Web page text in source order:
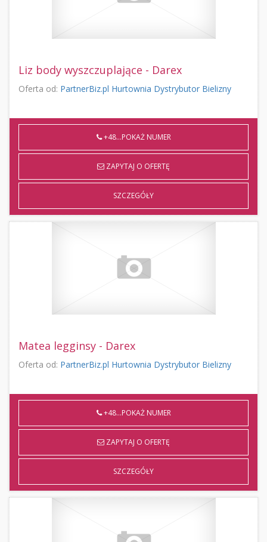
Liz body wyszczuplające - Darex
Oferta od: PartnerBiz.pl Hurtownia Dystrybutor Bielizny
+48...POKAŻ NUMER
ZAPYTAJ O OFERTĘ
SZCZEGÓŁY
Matea legginsy - Darex
Oferta od: PartnerBiz.pl Hurtownia Dystrybutor Bielizny
+48...POKAŻ NUMER
ZAPYTAJ O OFERTĘ
SZCZEGÓŁY